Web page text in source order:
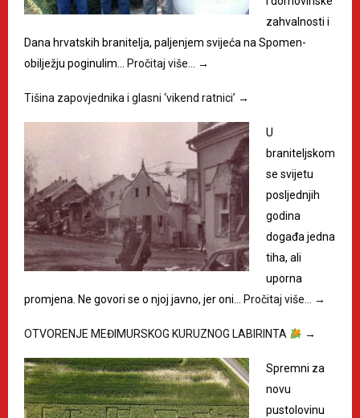
zahvalnosti i
Dana hrvatskih branitelja, paljenjem svijeća na Spomen-
obilježju poginulim… Pročitaj više… →
Tišina zapovjednika i glasni ‘vikend ratnici’ →
U
braniteljskom
se svijetu
posljednjih
godina
događa jedna
tiha, ali
uporna
promjena. Ne govori se o njoj javno, jer oni… Pročitaj više… →
OTVORENJE MEĐIMURSKOG KURUZNOG LABIRINTA →
Spremni za
novu
pustolovinu